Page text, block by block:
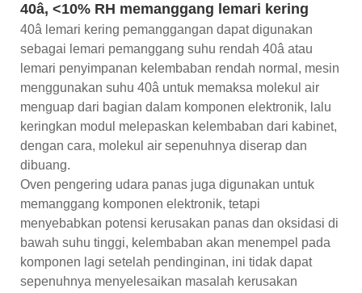
40â, <10% RH memanggang lemari kering
40â lemari kering pemanggangan dapat digunakan
sebagai lemari pemanggang suhu rendah 40â atau
lemari penyimpanan kelembaban rendah normal, mesin
menggunakan suhu 40â untuk memaksa molekul air
menguap dari bagian dalam komponen elektronik, lalu
keringkan modul melepaskan kelembaban dari kabinet,
dengan cara, molekul air sepenuhnya diserap dan
dibuang.
Oven pengering udara panas juga digunakan untuk
memanggang komponen elektronik, tetapi
menyebabkan potensi kerusakan panas dan oksidasi di
bawah suhu tinggi, kelembaban akan menempel pada
komponen lagi setelah pendinginan, ini tidak dapat
sepenuhnya menyelesaikan masalah kerusakan